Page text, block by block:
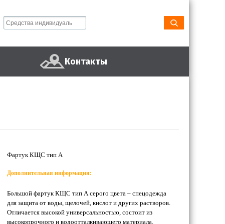
Контакты
Фартук КЩС тип А
Дополнительная информация:
Большой фартук КЩС тип А серого цвета – спецодежда
для защита от воды, щелочей, кислот и других растворов.
Отличается высокой универсальностью, состоит из
высокопрочного и водоотталкивающего материала.